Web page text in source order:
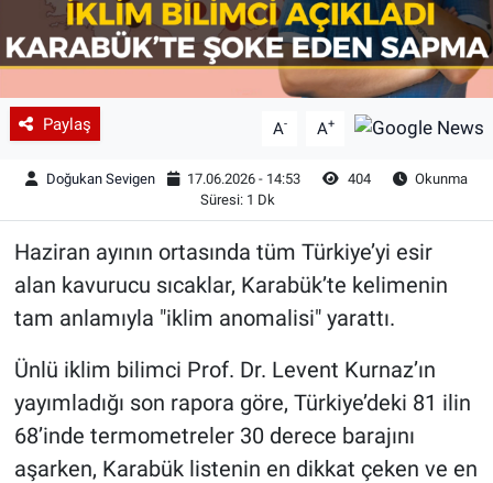
Paylaş A- A+
Doğukan Sevigen 17.06.2026 - 14:53 404
Okunma
Süresi: 1 Dk
Haziran ayının ortasında tüm Türkiye’yi esir
alan kavurucu sıcaklar, Karabük’te kelimenin
tam anlamıyla "iklim anomalisi" yarattı.
Ünlü iklim bilimci Prof. Dr. Levent Kurnaz’ın
yayımladığı son rapora göre, Türkiye’deki 81 ilin
68’inde termometreler 30 derece barajını
aşarken, Karabük listenin en dikkat çeken ve en